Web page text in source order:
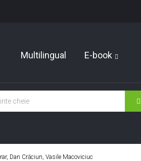
Multilingual E-book
Dan Crăciun, Vasile Macoviciuc